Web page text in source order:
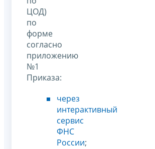
ЦОД)
по
форме
согласно
приложению
№1
Приказа:
через
интерактивный
сервис
ФНС
России;